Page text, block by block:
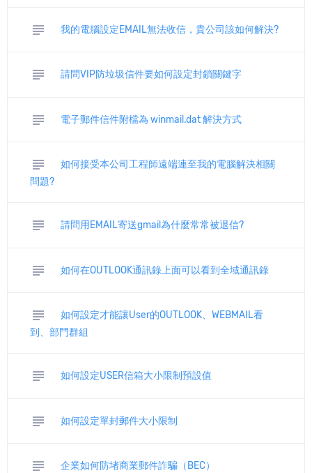
subject 我的電腦設定EMAIL無法收信，貴公司該如何解決?
subject 請問VIP防垃圾信件要如何設定封鎖關鍵字
subject 電子郵件信件附檔為 winmail.dat 解決方式
subject
如何接受本公司工程師遠端連至我的電腦解決相關
問題?
subject 請問用EMAIL寄送gmail為什麼常常被退信?
subject 如何在OUTLOOK通訊錄上面可以看到全域通訊錄
subject
如何設定才能讓User的OUTLOOK、WEBMAIL看
到、部門群組
subject 如何設定USER信箱大小限制預設值
subject 如何設定單封郵件大小限制
subject 企業如何防堵商業郵件詐騙（BEC）